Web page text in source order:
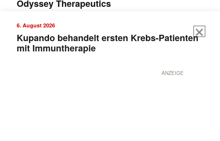
Odyssey Therapeutics
6. August 2026
Kupando behandelt ersten Krebs-Patienten
mit Immuntherapie
ANZEIGE